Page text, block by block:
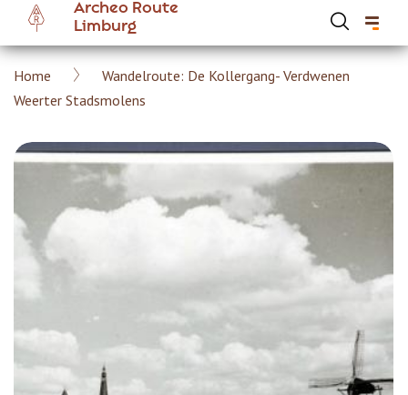
Overslaan
naar
inhoud
Archeo Route
Limburg
Kruimelpad
Home
Wandelroute: De Kollergang- Verdwenen
Weerter Stadsmolens